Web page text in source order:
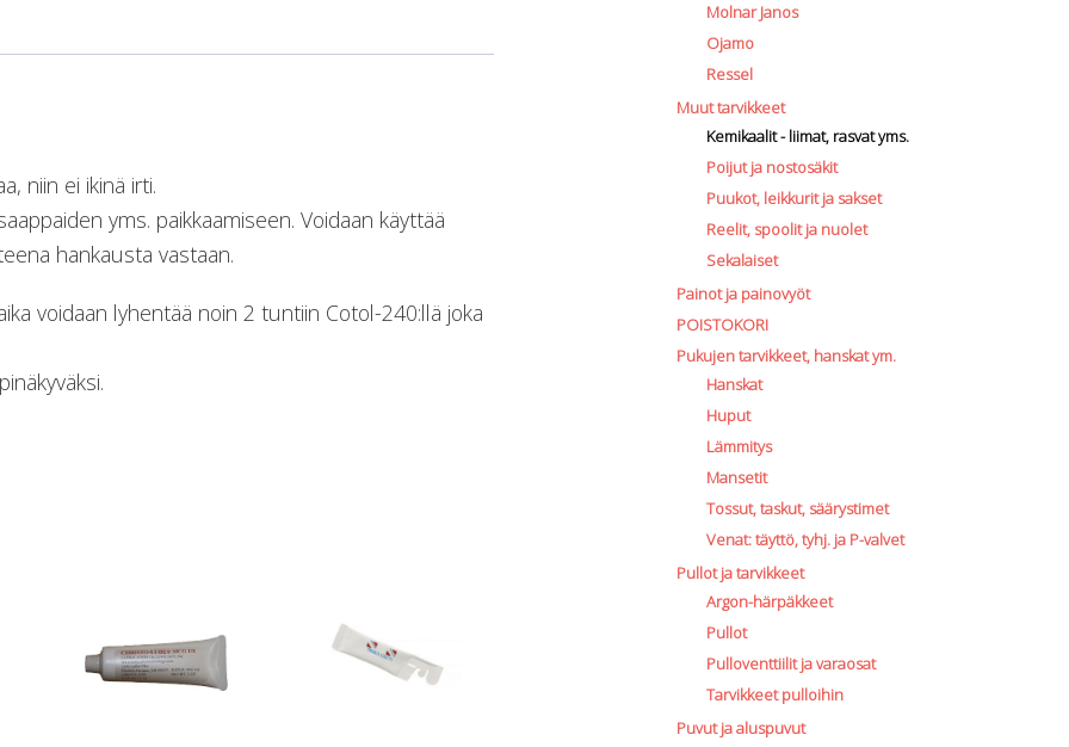
niin ei ikinä irti.
yms. paikkaamiseen. Voidaan käyttää
hankausta vastaan.
voidaan lyhentää noin 2 tuntiin Cotol-240:llä joka
Molnar Janos
Ojamo
Ressel
Muut tarvikkeet
Kemikaalit - liimat, rasvat yms.
Poijut ja nostosäkit
Puukot, leikkurit ja sakset
Reelit, spoolit ja nuolet
Sekalaiset
Painot ja painovyöt
POISTOKORI
Pukujen tarvikkeet, hanskat ym.
Hanskat
Huput
Lämmitys
Mansetit
Tossut, taskut, säärystimet
Venat: täyttö, tyhj. ja P-valvet
Pullot ja tarvikkeet
Argon-härpäkkeet
Pullot
Pulloventtiilit ja varaosat
Tarvikkeet pulloihin
Puvut ja aluspuvut